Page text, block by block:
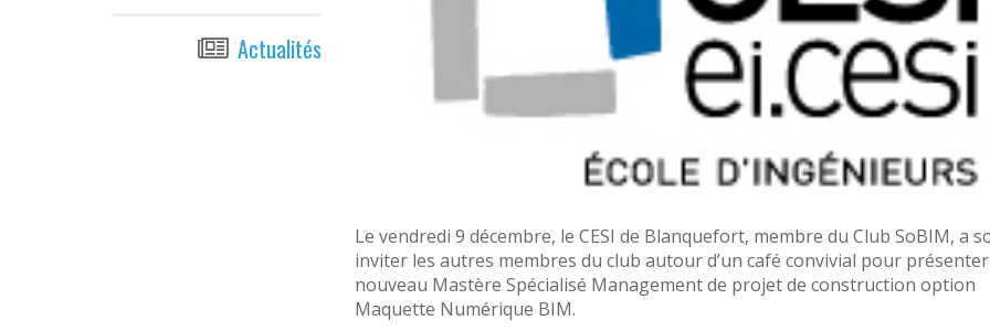
Actualités
Le vendredi 9 décembre, le CESI de Blanquefort, membre du Club SoBIM, a
inviter les autres membres du club autour d’un café convivial pour
nouveau Mastère Spécialisé Management de projet de construction option
Maquette Numérique BIM.